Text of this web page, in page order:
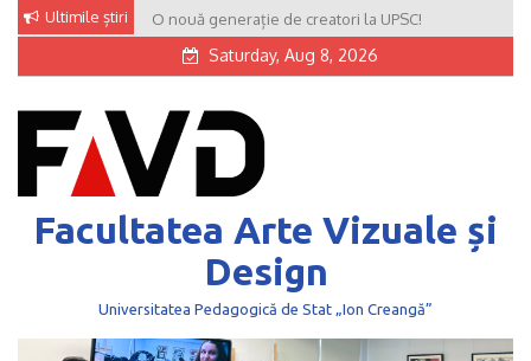
Skip
content
Ultimile știri O nouă generație de creatori la UPSC!
Saturday, Aug 8, 2026
Facultatea Arte Vizuale și
Design
Universitatea Pedagogică de Stat „Ion Creangă”